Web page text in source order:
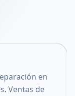
en
Ventas de